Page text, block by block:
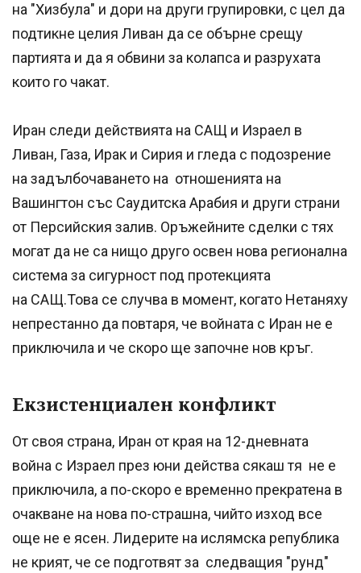
на "Хизбула" и дори на други групировки, с цел да
подтикне целия Ливан да се обърне срещу
партията и да я обвини за колапса и разрухата
които го чакат.
Иран следи действията на САЩ и Израел в
Ливан, Газа, Ирак и Сирия и гледа с подозрение
на задълбочаването на отношенията на
Вашингтон със Саудитска Арабия и други страни
от Персийския залив. Оръжейните сделки с тях
могат да не са нищо друго освен нова регионална
система за сигурност под протекцията
на САЩ.Това се случва в момент, когато Нетаняху
непрестанно да повтаря, че войната с Иран не е
приключила и че скоро ще започне нов кръг.
Екзистенциален конфликт
От своя страна, Иран от края на 12-дневната
война с Израел през юни действа сякаш тя не е
приключила, а по-скоро е временно прекратена в
очакване на нова по-страшна, чийто изход все
още не е ясен. Лидерите на ислямска република
не крият, че се подготвят за следващия "рунд"